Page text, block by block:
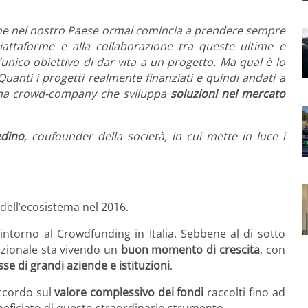
nel nostro Paese ormai comincia a prendere sempre
e alla collaborazione tra queste ultime e
obiettivo di dar vita a un progetto. Ma qual è lo
i progetti realmente finanziati e quindi andati a
crowd-company che sviluppa soluzioni nel mercato
, coufounder della società, in cui mette in luce i
nel 2016.
al Crowdfunding in Italia. Sebbene al di sotto
sta vivendo un buon momento di crescita, con
di grandi aziende e istituzioni.
sulvalore complessivo dei fondi raccolti fino ad